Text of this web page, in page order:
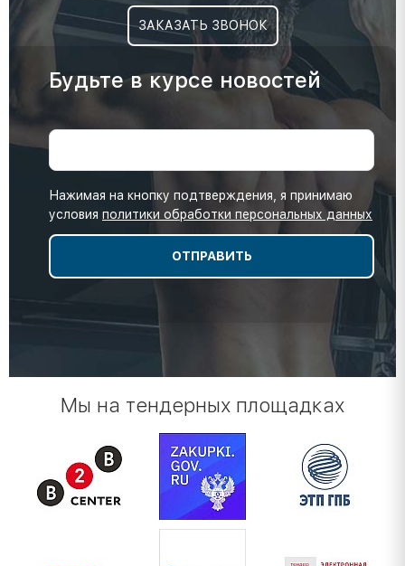
ЗАКАЗАТЬ ЗВОНОК
Будьте в курсе новостей
Нажимая на кнопку подтверждения, я принимаю
условия политики обработки персональных данных
Мы на тендерных площадках